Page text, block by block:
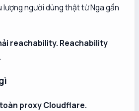
người dùng thật từ Nga gần
reachability. Reachability
proxy Cloudflare.